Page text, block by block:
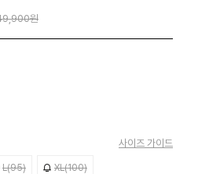
원
사이즈 가이드
L(95) XL(100)